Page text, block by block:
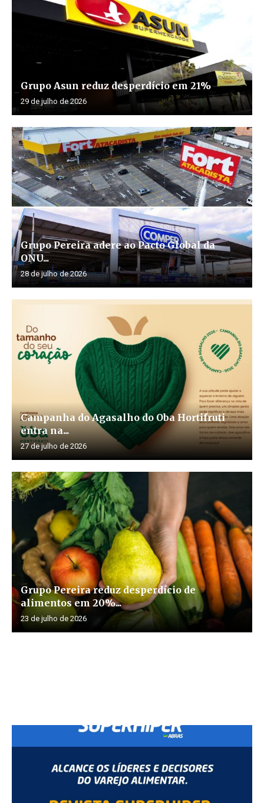
Grupo Asun reduz desperdício em 21%
29 de julho de 2026
Grupo Pereira adere ao Pacto Global da
ONU...
28 de julho de 2026
Campanha do Agasalho do Oba Hortifruti
entra na...
27 de julho de 2026
Grupo Pereira reduz desperdício de
alimentos em 20%...
23 de julho de 2026